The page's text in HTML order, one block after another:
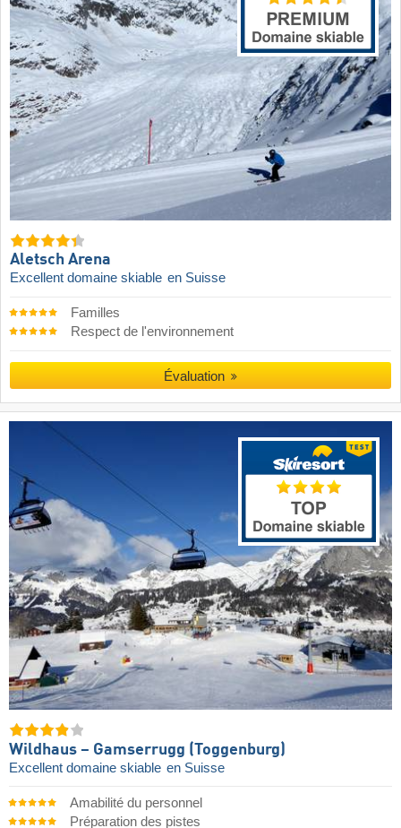
Aletsch Arena
Excellent domaine skiable en Suisse
Familles
Respect de l'environnement
Évaluation
Wildhaus – Gamserrugg (Toggenburg)
Excellent domaine skiable en Suisse
Amabilité du personnel
Préparation des pistes